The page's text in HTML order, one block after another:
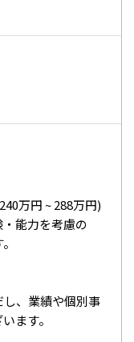
万円 ~ 288万円)
能力を考慮の
、業績や個別事
ます。